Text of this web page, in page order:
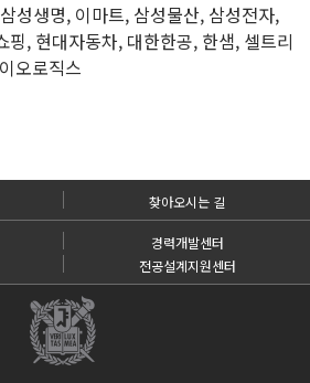
성생명, 이마트, 삼성물산, 삼성전자,
핑, 현대자동차, 대한한공, 한샘, 셀트리
오로직스
찾아오시는 길
경력개발센터
전공설계지원센터